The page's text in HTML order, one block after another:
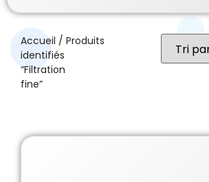
Accueil / Produits
identifiés
“Filtration
fine”